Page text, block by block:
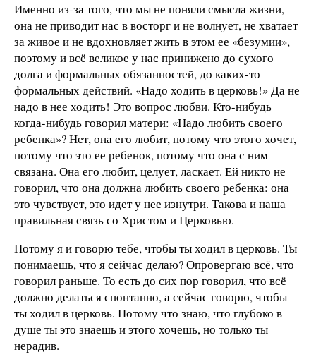
Именно из-за того, что мы не поняли смысла жизни,
она не приводит нас в восторг и не волнует, не хватает
за живое и не вдохновляет жить в этом ее «безумии»,
поэтому и всё великое у нас принижено до сухого
долга и формальных обязанностей, до каких-то
формальных действий. «Надо ходить в церковь!» Да не
надо в нее ходить! Это вопрос любви. Кто-нибудь
когда-нибудь говорил матери: «Надо любить своего
ребенка»? Нет, она его любит, потому что этого хочет,
потому что это ее ребенок, потому что она с ним
связана. Она его любит, целует, ласкает. Ей никто не
говорил, что она должна любить своего ребенка: она
это чувствует, это идет у нее изнутри. Такова и наша
правильная связь со Христом и Церковью.
Потому я и говорю тебе, чтобы ты ходил в церковь. Ты
понимаешь, что я сейчас делаю? Опровергаю всё, что
говорил раньше. То есть до сих пор говорил, что всё
должно делаться спонтанно, а сейчас говорю, чтобы
ты ходил в церковь. Потому что знаю, что глубоко в
душе ты это знаешь и этого хочешь, но только ты
нерадив.